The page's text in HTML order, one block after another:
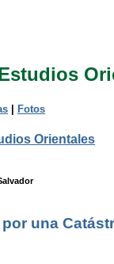
Fotos
Orientales
una